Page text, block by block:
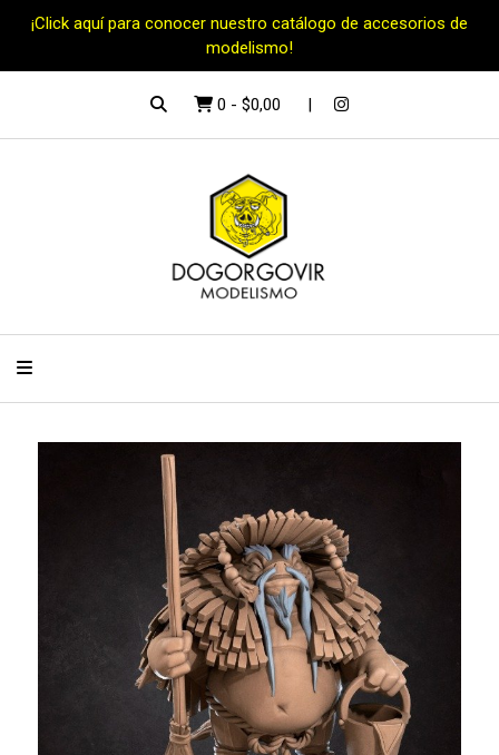
¡Click aquí para conocer nuestro catálogo de accesorios de
modelismo!
0 - $0,00